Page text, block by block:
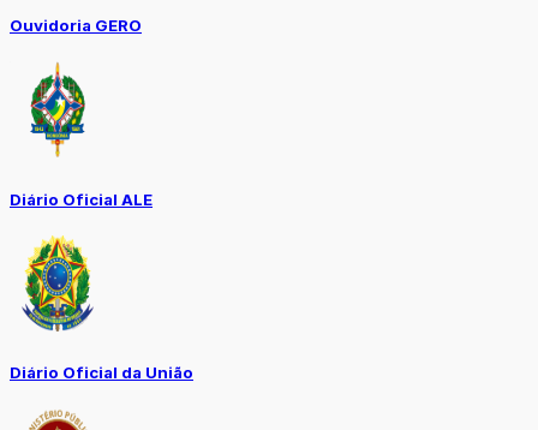
Ouvidoria GERO
Diário Oficial ALE
Diário Oficial da União